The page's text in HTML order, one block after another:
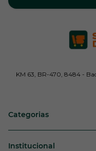
KM 63, BR-470, 8484 -
Categorias
Institucional